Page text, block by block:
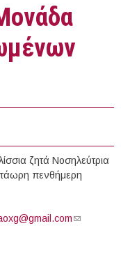
ζητά Nοσηλεύτρια
πενθήμερη
(link sends